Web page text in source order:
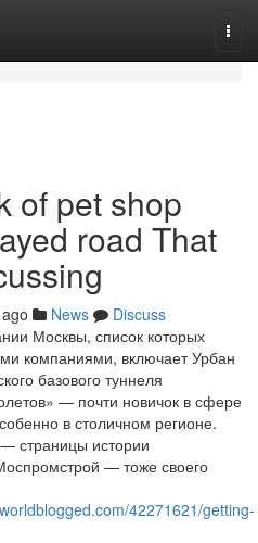
of pet shop
road That
News
Discuss
Москвы, список которых
компаниями, включает Урбан
базового туннеля
— почти новичок в сфере
в столичном регионе.
страницы истории
— тоже своего
42271621/getting-